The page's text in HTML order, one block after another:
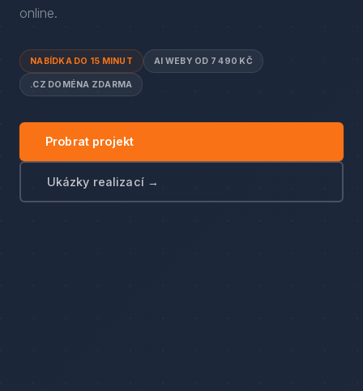
online.
NABÍDKA DO 15 MINUT AI WEBY OD 7 490 KČ
.CZ DOMÉNA ZDARMA
Probrat projekt
Ukázky realizací →